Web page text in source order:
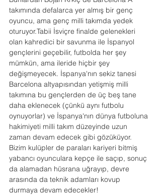
takımında defalarca yer almış bir genç
oyuncu, ama genç milli takımda yedek
oturuyor.Tabii İsviçre finalde gelenekleri
olan kahredici bir savunma ile İspanyol
gençlerini geçebilir, futbolda her şey
mümkün, ama ileride hiçbir şey
değişmeyecek. İspanya'nın sekiz tanesi
Barcelona altyapısından yetişmiş milli
takımına bu gençlerden de üç beş tane
daha eklenecek (çünkü aynı futbolu
oynuyorlar) ve İspanya'nın dünya futboluna
hakimiyeti milli takım düzeyinde uzun
zaman devam edecek gibi gözüküyor.
Bizim kulüpler de paraları kariyeri bitmiş
yabancı oyunculara kepçe ile saçıp, sonuç
da alamadan hüsrana uğrayıp, devre
arasında da teknik adamları kovup
durmaya devam edecekler!